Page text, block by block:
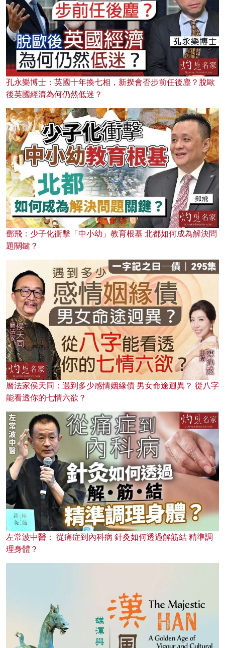
孔永樂博士：英國十年換七相，新揆會否步前任後塵？脫歐
後英國經濟為何仍然低迷？
鄧飛：少子化衝擊「中小幼」教育根基 北都如何成為解決問
題關鍵？
曆法家侯天同：遇到多少感情姻緣債 男女命途迥異？ 從八字
能看透你的七情六欲？
左常波中醫： 從痛症到內科病 針灸如何透過解筋結 精準調
理身體？